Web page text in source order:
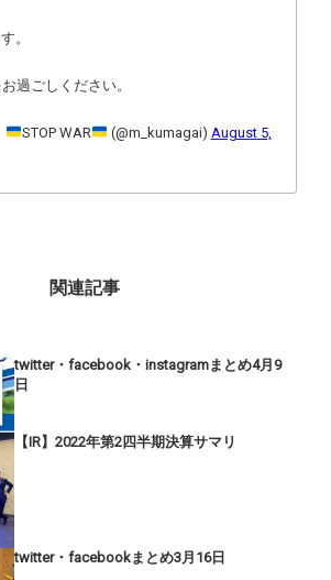
。
過ごしください。
STOP WAR (@m_kumagai) August 5,
関連記事
twitter・facebook・instagramまとめ4月9
日
【IR】2022年第2四半期決算サマリ
twitter・facebookまとめ3月16日